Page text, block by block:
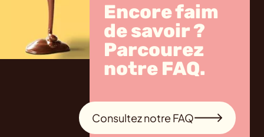
Encore faim
de savoir ?
Parcourez
notre FAQ.
Consultez notre FAQ